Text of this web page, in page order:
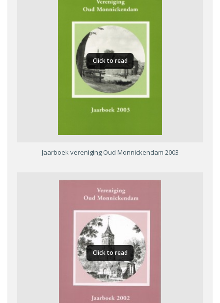
Click to read
Jaarboek vereniging Oud Monnickendam 2003
Click to read